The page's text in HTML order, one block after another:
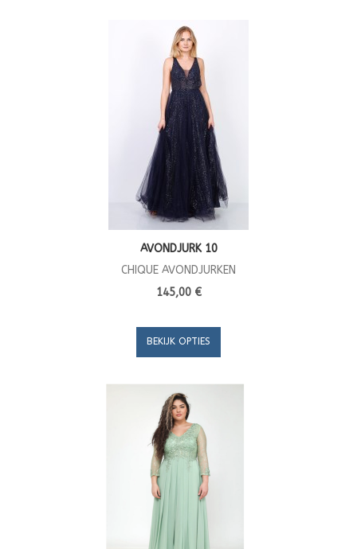
AVONDJURK 10
CHIQUE AVONDJURKEN
145,00 €
BEKIJK OPTIES